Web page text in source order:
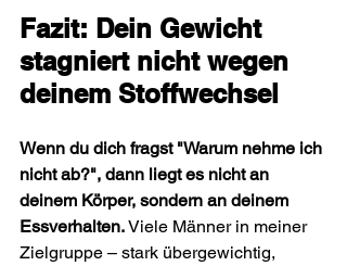
Fazit: Dein Gewicht
stagniert nicht wegen
deinem Stoffwechsel
Wenn du dich fragst "Warum nehme ich
nicht ab?", dann liegt es nicht an
deinem Körper, sondern an deinem
Essverhalten. Viele Männer in meiner
Zielgruppe – stark übergewichtig,